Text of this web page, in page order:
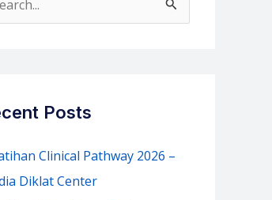
Posts
Clinical Pathway 2026 –
Diklat Center